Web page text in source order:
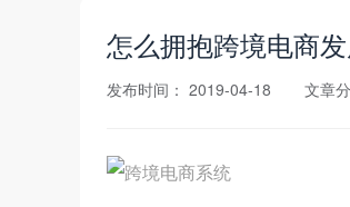
怎么拥抱跨境电商
发布时间： 2019-04-18 文章